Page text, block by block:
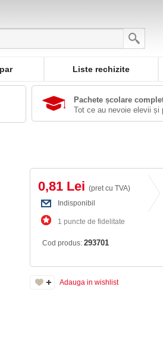
Liste rechizite
Pachete școlare
Tot ce au nevoie elevii și
0,81 Lei (pret cu TVA)
Indisponibil
1 puncte de fidelitate
Cod produs: 293701
Adauga in wishlist